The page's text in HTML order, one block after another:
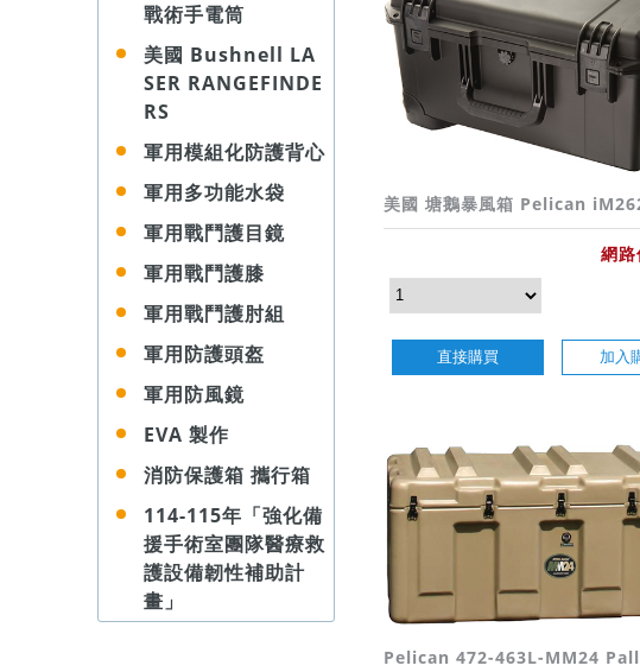
戰術手電筒
美國 Bushnell LA
SER RANGEFINDE
RS
軍用模組化防護背心
軍用多功能水袋
軍用戰鬥護目鏡
軍用戰鬥護膝
軍用戰鬥護肘組
軍用防護頭盔
軍用防風鏡
EVA 製作
消防保護箱 攜行箱
114-115年「強化備
援手術室團隊醫療救
護設備韌性補助計
畫」
美國 塘鵝暴風箱 Pelican
網
直接購買 加入
Pelican 472-463L-MM24